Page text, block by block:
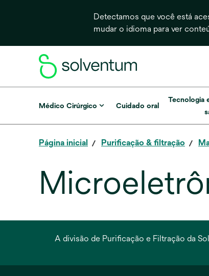
Detectamos que você está
mudar o idioma para ver
Médico Cirúrgico Cuidado oral
Tecnologia
Página inicial Purificação & filtração
A divisão de Purificação e Filtração da